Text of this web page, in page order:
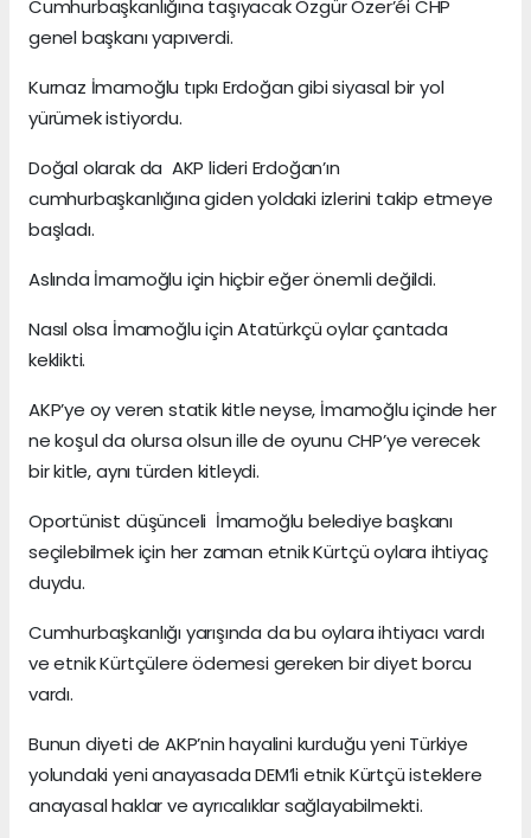
Cumhurbaşkanlığına taşıyacak Özgür Özer’éi CHP
genel başkanı yapıverdi.
Kurnaz İmamoğlu tıpkı Erdoğan gibi siyasal bir yol
yürümek istiyordu.
Doğal olarak da AKP lideri Erdoğan’ın
cumhurbaşkanlığına giden yoldaki izlerini takip etmeye
başladı.
Aslında İmamoğlu için hiçbir eğer önemli değildi.
Nasıl olsa İmamoğlu için Atatürkçü oylar çantada
keklikti.
AKP’ye oy veren statik kitle neyse, İmamoğlu içinde her
ne koşul da olursa olsun ille de oyunu CHP’ye verecek
bir kitle, aynı türden kitleydi.
Oportünist düşünceli İmamoğlu belediye başkanı
seçilebilmek için her zaman etnik Kürtçü oylara ihtiyaç
duydu.
Cumhurbaşkanlığı yarışında da bu oylara ihtiyacı vardı
ve etnik Kürtçülere ödemesi gereken bir diyet borcu
vardı.
Bunun diyeti de AKP’nin hayalini kurduğu yeni Türkiye
yolundaki yeni anayasada DEM’li etnik Kürtçü isteklere
anayasal haklar ve ayrıcalıklar sağlayabilmekti.